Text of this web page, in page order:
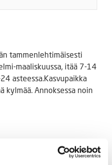
tammenlehtimäisesti
maaliskuussa, itää 7-14
asteessa.Kasvupaikka
kylmää. Annoksessa noin